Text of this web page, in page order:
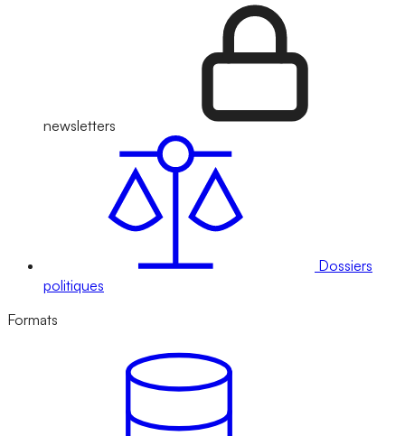
newsletters
Dossiers
politiques
Formats